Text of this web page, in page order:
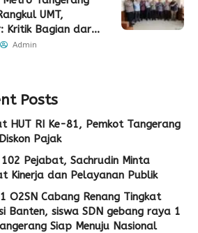
UMT,
Kritik Bagian dari
Admin
Posts
HUT RI Ke-81, Pemkot Tangerang
Pajak
Pejabat, Sachrudin Minta
Kinerja dan Pelayanan Publik
O2SN Cabang Renang Tingkat
Banten, siswa SDN gebang raya 1
Siap Menuju Nasional